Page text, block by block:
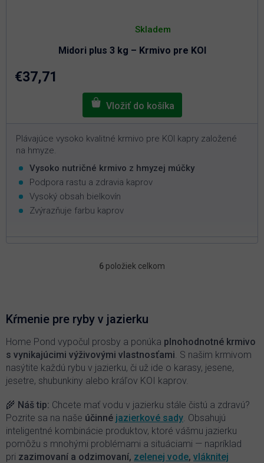
Midori plus 3 kg – Krmivo pre KOI
hodnotenie
je
5,0
Skladem
€37,71
Plávajúce vysoko kvalitné krmivo pre KOI kapry založené
na hmyze.
Vysoko nutričné krmivo z hmyzej múčky
Podpora rastu a zdravia kaprov
Vysoký obsah bielkovín
Zvýrazňuje farbu kaprov
O
d
a
c
i
e
p
r
k
y
v
ý
p
6 položiek celkom
Kŕmenie pre ryby v jazierku
Home Pond vypočul prosby a ponúka plnohodnotné krmivo
s vynikajúcimi výživovými vlastnosťami. S našim krmivom
nasýtite každú rybu v jazierku, či už ide o karasy, jesene,
jesetre, shubunkiny alebo kráľov KOI kaprov.
🌾 Náš tip: Chcete mať vodu v jazierku stále čistú a zdravú?
Pozrite sa na naše účinné jazierkové sady. Obsahujú
inteligentné kombinácie produktov, ktoré vášmu jazierku
pomôžu s mnohými problémami a situáciami — napríklad
pri zazimovaní a odzimovaní, zelenej vode, vláknitej